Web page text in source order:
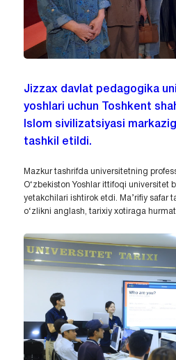
Jizzax davlat pedagogika
yoshlari uchun Toshkent
Islom sivilizatsiyasi
tashkil etildi.
Mazkur tashrifda universitetning
O‘zbekiston Yoshlar ittifoqi universitet
yetakchilari ishtirok etdi. Ma’rifiy safar
o‘zlikni anglash, tarixiy xotiraga